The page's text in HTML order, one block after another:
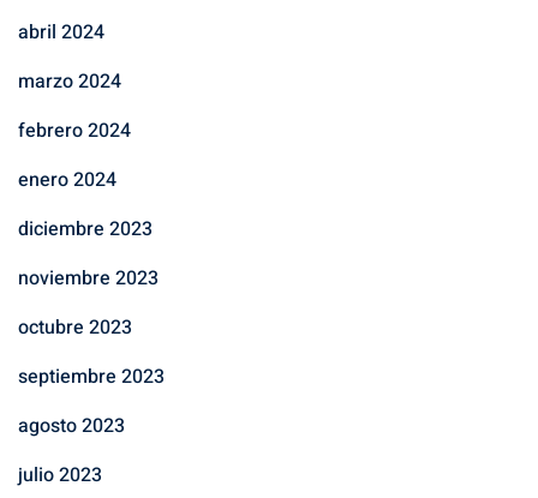
abril 2024
marzo 2024
febrero 2024
enero 2024
diciembre 2023
noviembre 2023
octubre 2023
septiembre 2023
agosto 2023
julio 2023